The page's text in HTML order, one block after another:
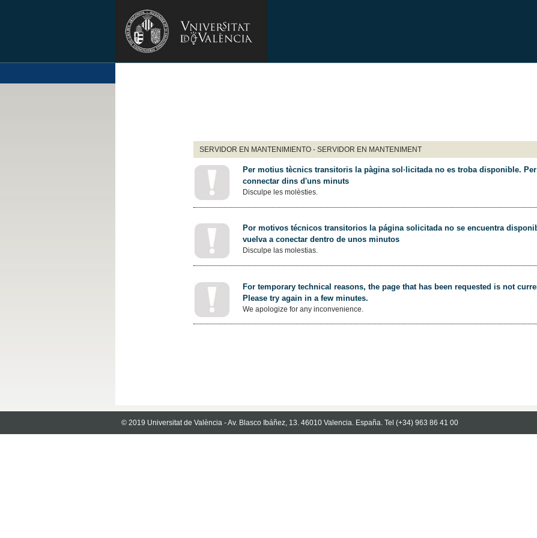
SERVIDOR EN MANTENIMIENTO - SERVIDOR EN MANTENIMENT
Per motius tècnics transitoris la pàgina sol·licitada no es troba disponible.
connectar dins d'uns minuts
Disculpe les molèsties.
Por motivos técnicos transitorios la página solicitada no se encuentra
vuelva a conectar dentro de unos minutos
Disculpe las molestias.
For temporary technical reasons, the page that has been requested is not
Please try again in a few minutes.
We apologize for any inconvenience.
© 2019 Universitat de València - Av. Blasco Ibáñez, 13. 46010 Valencia. España. Tel (+34) 963 86 41 00